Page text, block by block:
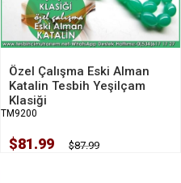
Özel Çalışma Eski Alman
Katalin Tesbih Yeşilçam
Klasiği
TM9200
$81.99 $87.99